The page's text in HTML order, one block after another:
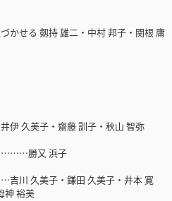
かせる 剱持 雄二・中村 邦子・関根 庸
久美子・齋藤 訓子・秋山 智弥
………勝又 浜子
川 久美子・鎌田 久美子・井本 寛
神 裕美